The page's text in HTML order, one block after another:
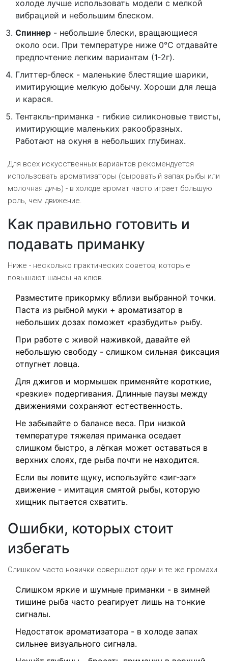
холоде лучше использовать модели с мелкой
вибрацией и небольшим блеском.
Спиннер - небольшие блески, вращающиеся
около оси. При температуре ниже 0°C отдавайте
предпочтение легким вариантам (1‑2г).
Глиттер‑блеск - маленькие блестящие шарики,
имитирующие мелкую добычу. Хороши для леща
и карася.
Тентакль‑приманка - гибкие силиконовые твисты,
имитирующие маленьких ракообразных.
Работают на окуня в небольших глубинах.
Для всех искусственных вариантов рекомендуется
использовать ароматизаторы (сыроватый запах рыбы или
молочная дичь) - в холоде аромат часто играет большую
роль, чем движение.
Как правильно готовить и
подавать приманку
Ниже - несколько практических советов, которые
повышают шансы на клюв.
Разместите прикормку вблизи выбранной точки.
Паста из рыбной муки + ароматизатор в
небольших дозах поможет «разбудить» рыбу.
При работе с живой наживкой, давайте ей
небольшую свободу - слишком сильная фиксация
отпугнет ловца.
Для джигов и мормышек применяйте короткие,
«резкие» подергивания. Длинные паузы между
движениями сохраняют естественность.
Не забывайте о балансе веса. При низкой
температуре тяжелая приманка оседает
слишком быстро, а лёгкая может оставаться в
верхних слоях, где рыба почти не находится.
Если вы ловите щуку, используйте «зиг‑заг»
движение - имитация смятой рыбы, которую
хищник пытается схватить.
Ошибки, которых стоит
избегать
Слишком часто новички совершают одни и те же промахи.
Слишком яркие и шумные приманки - в зимней
тишине рыба часто реагирует лишь на тонкие
сигналы.
Недостаток ароматизатора - в холоде запах
сильнее визуального сигнала.